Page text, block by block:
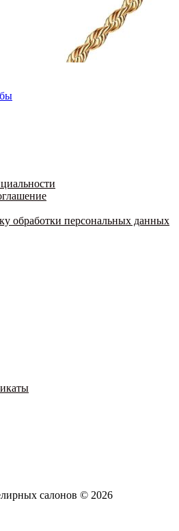
обработки персональных данных
салонов © 2026